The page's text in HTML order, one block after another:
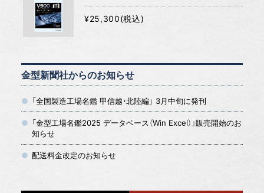
¥25,300(税込)
金型新聞社からのお知らせ
「全国製造工場名鑑 甲信越・北陸編」 3月中旬に発刊
「金型工場名鑑2025 データベース（Win Excel）」販売開始のお
知らせ
配送料金改定のお知らせ